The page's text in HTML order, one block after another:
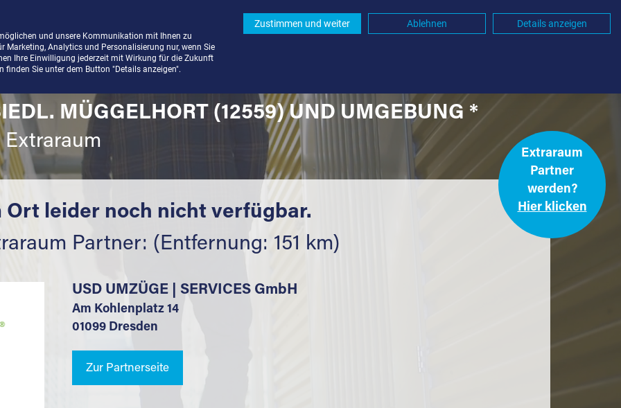
MÜGGELHORT (12559) UND UMGEBUNG *
Extraraum
Partner
werden?
Hier klicken
Ort leider noch nicht verfügbar.
Partner: (Entfernung: 151 km)
USD UMZÜGE | SERVICES GmbH
Am Kohlenplatz 14
01099 Dresden
Zur Partnerseite
und unsere Kommunikation mit Ihnen zu
Marketing, Analytics und Personalisierung nur, wenn Sie
Ihre Einwilligung jederzeit mit Wirkung für die Zukunft
Sie unter dem Button "Details anzeigen".
Zustimmen und weiter Ablehnen Details anzeigen